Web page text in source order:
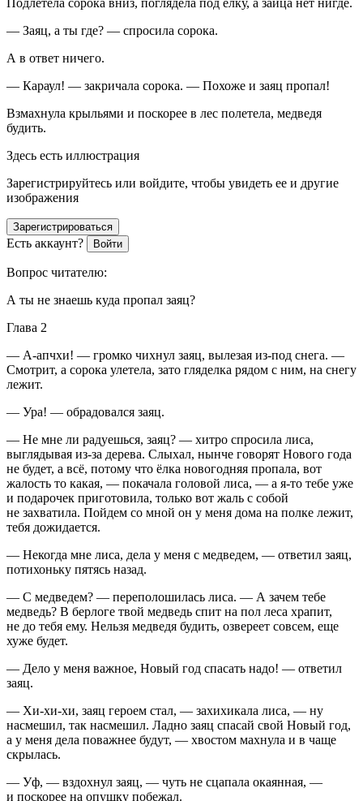
— Заяц, а ты где? — спросила сорока.
А в ответ ничего.
— Караул! — закричала сорока. — Похоже и заяц пропал!
Взмахнула крыльями и поскорее в лес полетела, медведя
будить.
Здесь есть иллюстрация
Зарегистрируйтесь или войдите, чтобы увидеть ее и другие
изображения
Зарегистрироваться
Есть аккаунт? Войти
Вопрос читателю:
А ты не знаешь куда пропал заяц?
Глава 2
— А-апчхи! — громко чихнул заяц, вылезая из-под снега. —
Смотрит, а сорока улетела, зато гляделка рядом с ним, на снегу
лежит.
— Ура! — обрадовался заяц.
— Не мне ли радуешься, заяц? — хитро спросила лиса,
выглядывая из-за дерева. Слыхал, нынче говорят Нового года
не будет, а всё, потому что ёлка новогодняя пропала, вот
жалость то какая, — покачала головой лиса, — а я-то тебе уже
и подарочек приготовила, только вот жаль с собой
не захватила. Пойдем со мной он у меня дома на полке лежит,
тебя дожидается.
— Некогда мне лиса, дела у меня с медведем, — ответил заяц,
потихоньку пятясь назад.
— С медведем? — переполошилась лиса. — А зачем тебе
медведь? В берлоге твой медведь спит на пол леса храпит,
не до тебя ему. Нельзя медведя будить, озвереет совсем, еще
хуже будет.
— Дело у меня важное, Новый год спасать надо! — ответил
заяц.
— Хи-хи-хи, заяц героем стал, — захихикала лиса, — ну
насмешил, так насмешил. Ладно заяц спасай свой Новый год,
а у меня дела поважнее будут, — хвостом махнула и в чаще
скрылась.
— Уф, — вздохнул заяц, — чуть не сцапала окаянная, —
и поскорее на опушку побежал.